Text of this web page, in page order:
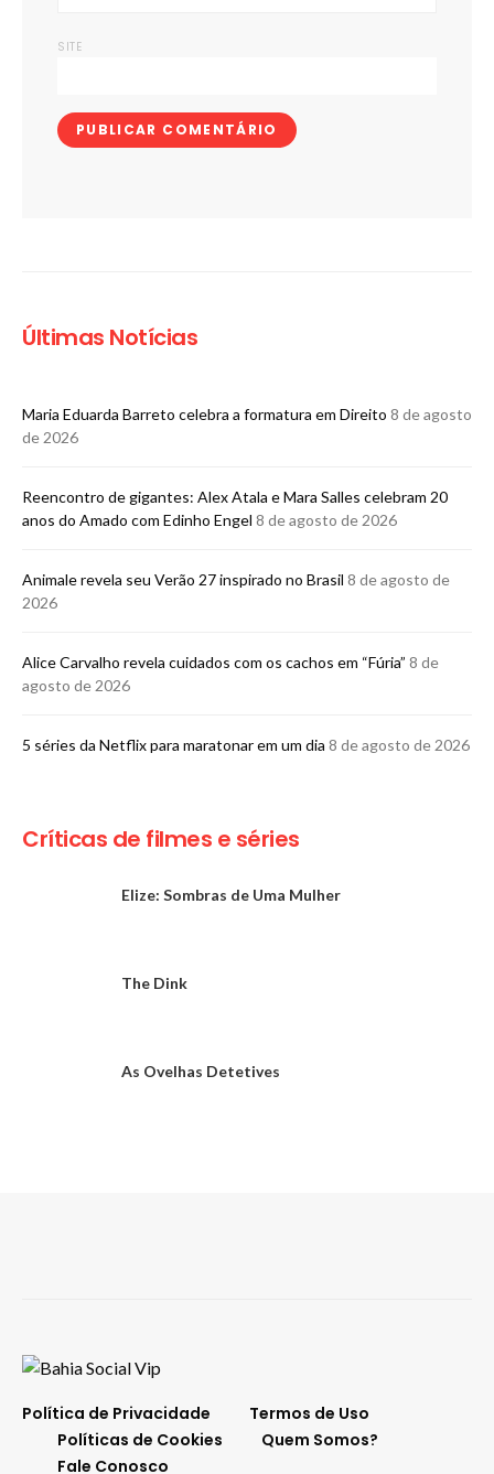
SITE
Últimas Notícias
Maria Eduarda Barreto celebra a formatura em Direito 8 de agosto
de 2026
Reencontro de gigantes: Alex Atala e Mara Salles celebram 20
anos do Amado com Edinho Engel 8 de agosto de 2026
Animale revela seu Verão 27 inspirado no Brasil 8 de agosto de
2026
Alice Carvalho revela cuidados com os cachos em “Fúria” 8 de
agosto de 2026
5 séries da Netflix para maratonar em um dia 8 de agosto de 2026
Críticas de filmes e séries
Elize: Sombras de Uma Mulher
The Dink
As Ovelhas Detetives
Política de Privacidade
Termos de Uso
Políticas de Cookies
Quem Somos?
Fale Conosco